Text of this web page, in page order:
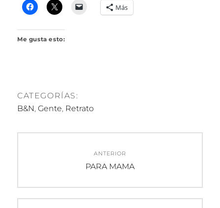
I
Más
Me gusta esto:
CATEGORÍAS:
B&N, Gente, Retrato
entradas
ANTERIOR
Entrada
PARA MAMA